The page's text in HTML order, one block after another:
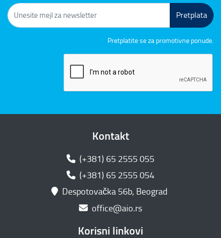
Pretplata
Pretplatite se za promotivne ponude.
Kontakt
(+381) 65 2555 055
(+381) 65 2555 054
Despotovačka 56b, Beograd
office@aio.rs
Korisni linkovi